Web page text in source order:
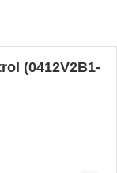
(0412V2B1-